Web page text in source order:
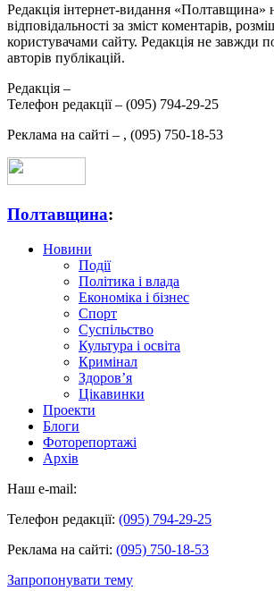
Редакція інтернет-видання «Полтавщина»
відповідальності за зміст коментарів,
користувачами сайту. Редакція не завжди
авторів публікацій.
Редакція –
Телефон редакції – (095) 794-29-25
Реклама на сайті – , (095) 750-18-53
Полтавщина:
Новини
Події
Політика і влада
Економіка і бізнес
Спорт
Суспільство
Культура і освіта
Кримінал
Здоров’я
Цікавинки
Проекти
Блоги
Фоторепортажі
Архів
Наш e-mail:
Телефон редакції: (095) 794-29-25
Реклама на сайті: (095) 750-18-53
Запропонувати тему